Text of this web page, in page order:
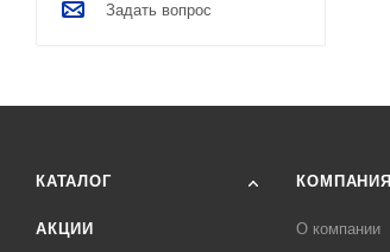
Задать вопрос
КАТАЛОГ
АКЦИИ
КОМПАНИЯ
О компании